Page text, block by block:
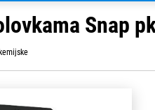
Snap